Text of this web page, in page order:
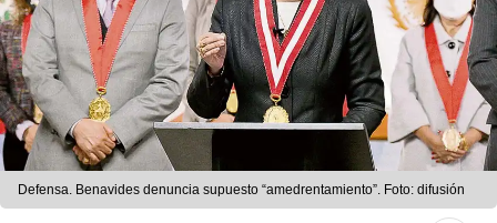
Defensa. Benavides denuncia supuesto “amedrentamiento”. Foto: difusión